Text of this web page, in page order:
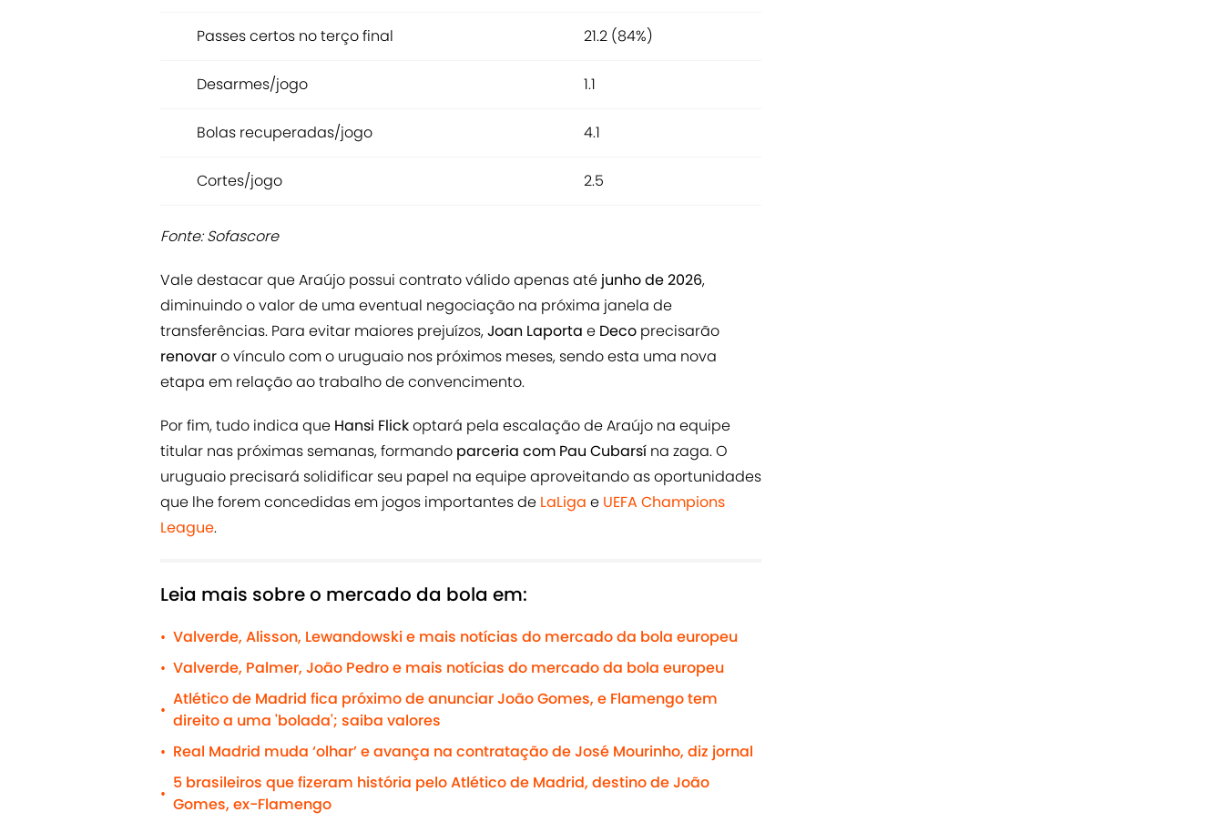
Passes certos no terço final 21.2 (84%)
Desarmes/jogo 1.1
Bolas recuperadas/jogo 4.1
Cortes/jogo 2.5
Fonte: Sofascore
Vale destacar que Araújo possui contrato válido apenas até junho de 2026,
diminuindo o valor de uma eventual negociação na próxima janela de
transferências. Para evitar maiores prejuízos,Joan Laporta e Deco precisarão
renovaro vínculo com o uruguaio nos próximos meses, sendo esta uma nova
etapa em relação ao trabalho de convencimento.
Por fim, tudo indica que Hansi Flickoptará pela escalação de Araújo na equipe
titular nas próximas semanas, formando parceria com Pau Cubarsí na zaga. O
uruguaio precisará solidificar seu papel na equipe aproveitando as oportunidades
que lhe forem concedidas em jogos importantes de LaLiga e UEFA Champions
League.
Leia mais sobre o mercado da bola em:
• Valverde, Alisson, Lewandowski e mais notícias do mercado da bola europeu
• Valverde, Palmer, João Pedro e mais notícias do mercado da bola europeu
•
Atlético de Madrid fica próximo de anunciar João Gomes, e Flamengo tem
direito a uma 'bolada'; saiba valores
• Real Madrid muda ‘olhar’ e avança na contratação de José Mourinho, diz jornal
•
5 brasileiros que fizeram história pelo Atlético de Madrid, destino de João
Gomes, ex-Flamengo